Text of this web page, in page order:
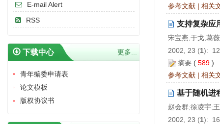
参考文献 | 相关
支持复杂应
宋宝燕;于戈;葛
2002, 23 (1):
摘要 ( 589 )
参考文献 | 相关
基于随机进
赵会群;徐凌宇;
2002, 23 (1):
E-mail Alert
RSS
下载中心 更多...
青年编委申请表
论文模板
版权协议书